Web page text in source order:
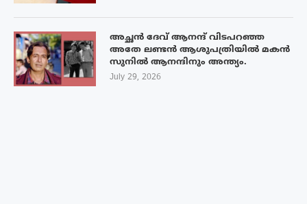
അച്ഛൻ ദേവ് ആനന്ദ് വിടപറഞ്ഞ
അതേ ലണ്ടൻ ആശുപത്രിയിൽ മകൻ
സുനിൽ ആനന്ദിനും അന്ത്യം.
July 29, 2026